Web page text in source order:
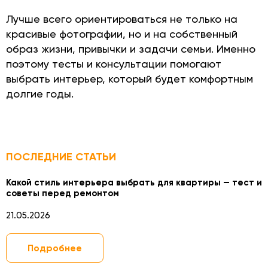
Лучше всего ориентироваться не только на
красивые фотографии, но и на собственный
образ жизни, привычки и задачи семьи. Именно
поэтому тесты и консультации помогают
выбрать интерьер, который будет комфортным
долгие годы.
ПОСЛЕДНИЕ СТАТЬИ
Какой стиль интерьера выбрать для квартиры — тест и
советы перед ремонтом
21.05.2026
Подробнее